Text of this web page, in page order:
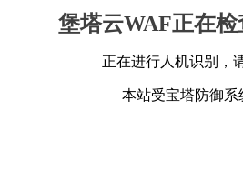
堡塔云WAF正在检
正在进行人机识别，
本站受宝塔防御系